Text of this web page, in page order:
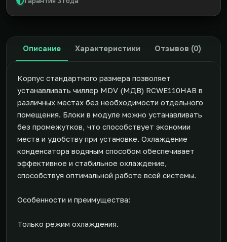
Описание Характеристики Отзывов (0)
Корпус стандартного размера позволяет
устанавливать чиллер MDV (МДВ) RCWE110HAB в
различных местах без необходимости отдельного
помещения. Блоки в модуле можно устанавливать
без промежутков, что способствует экономии
места и удобству при установке. Охлаждение
конденсатора водяным способом обеспечивает
эффективное и стабильное охлаждение,
способствуя оптимальной работе всей системы.
Особенности и преимущества:
Только режим охлаждения.